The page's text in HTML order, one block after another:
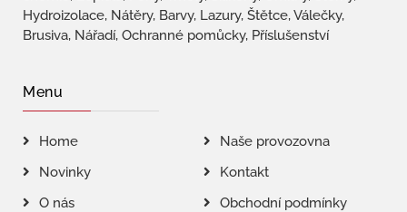
Hydroizolace, Nátěry, Barvy, Lazury, Štětce, Válečky,
Brusiva, Nářadí, Ochranné pomůcky, Příslušenství
Menu
Home
Naše provozovna
Novinky
Kontakt
O nás
Obchodní podmínky